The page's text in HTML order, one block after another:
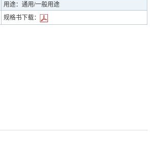
用途：通用/一般用途
规格书下载：